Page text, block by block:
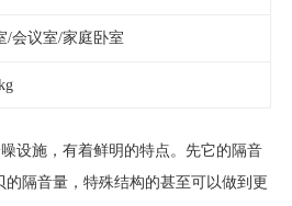
/会议室/家庭卧室
设施，有着鲜明的特点。先它的隔音
的隔音量，特殊结构的甚至可以做到更